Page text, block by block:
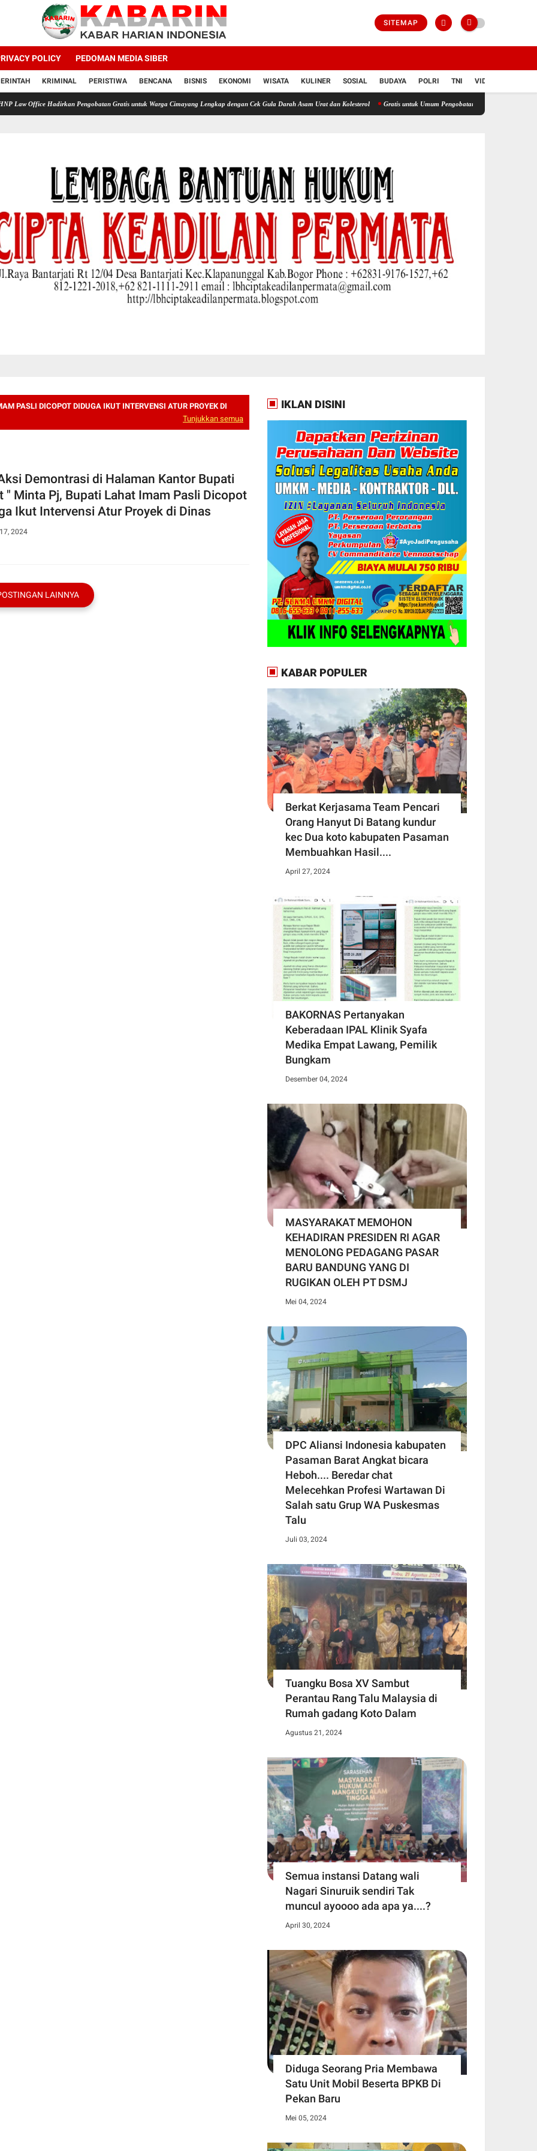
SITEMAP
POLICY PEDOMAN MEDIA SIBER
KRIMINAL PERISTIWA BENCANA BISNIS EKONOMI WISATA KULINER SOSIAL BUDAYA POLRI TNI VIDIO
Hadirkan Pengobatan Gratis untuk Warga Cimayang Lengkap dengan Cek Gula Darah Asam Urat dan Kolesterol Gratis untuk Umum Pengobatan dan Cek Asam Urat Digelar
PASLI DICOPOT DIDUGA IKUT INTERVENSI ATUR PROYEK DI
Tunjukkan semua
Demontrasi di Halaman Kantor Bupati
" Minta Pj, Bupati Lahat Imam Pasli Dicopot
Ikut Intervensi Atur Proyek di Dinas
2024
LAINNYA
IKLAN DISINI
KABAR POPULER
Berkat Kerjasama Team Pencari
Orang Hanyut Di Batang kundur
kec Dua koto kabupaten Pasaman
Membuahkan Hasil....
April 27, 2024
BAKORNAS Pertanyakan
Keberadaan IPAL Klinik Syafa
Medika Empat Lawang, Pemilik
Bungkam
Desember 04, 2024
MASYARAKAT MEMOHON
KEHADIRAN PRESIDEN RI AGAR
MENOLONG PEDAGANG PASAR
BARU BANDUNG YANG DI
RUGIKAN OLEH PT DSMJ
Mei 04, 2024
DPC Aliansi Indonesia kabupaten
Pasaman Barat Angkat bicara
Heboh.... Beredar chat
Melecehkan Profesi Wartawan Di
Salah satu Grup WA Puskesmas
Talu
Juli 03, 2024
Tuangku Bosa XV Sambut
Perantau Rang Talu Malaysia di
Rumah gadang Koto Dalam
Agustus 21, 2024
Semua instansi Datang wali
Nagari Sinuruik sendiri Tak
muncul ayoooo ada apa ya....?
April 30, 2024
Diduga Seorang Pria Membawa
Satu Unit Mobil Beserta BPKB Di
Pekan Baru
Mei 05, 2024